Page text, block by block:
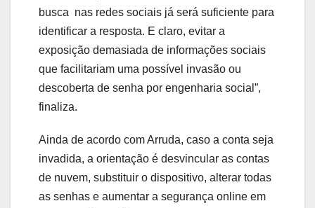
busca nas redes sociais já será suficiente para
identificar a resposta. E claro, evitar a
exposição demasiada de informações sociais
que facilitariam uma possível invasão ou
descoberta de senha por engenharia social”,
finaliza.
Ainda de acordo com Arruda, caso a conta seja
invadida, a orientação é desvincular as contas
de nuvem, substituir o dispositivo, alterar todas
as senhas e aumentar a segurança online em